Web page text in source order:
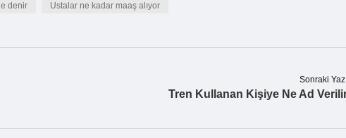
denir Ustalar ne kadar maaş alıyor
Sonraki
Tren Kullanan Kişiye Ne Ad